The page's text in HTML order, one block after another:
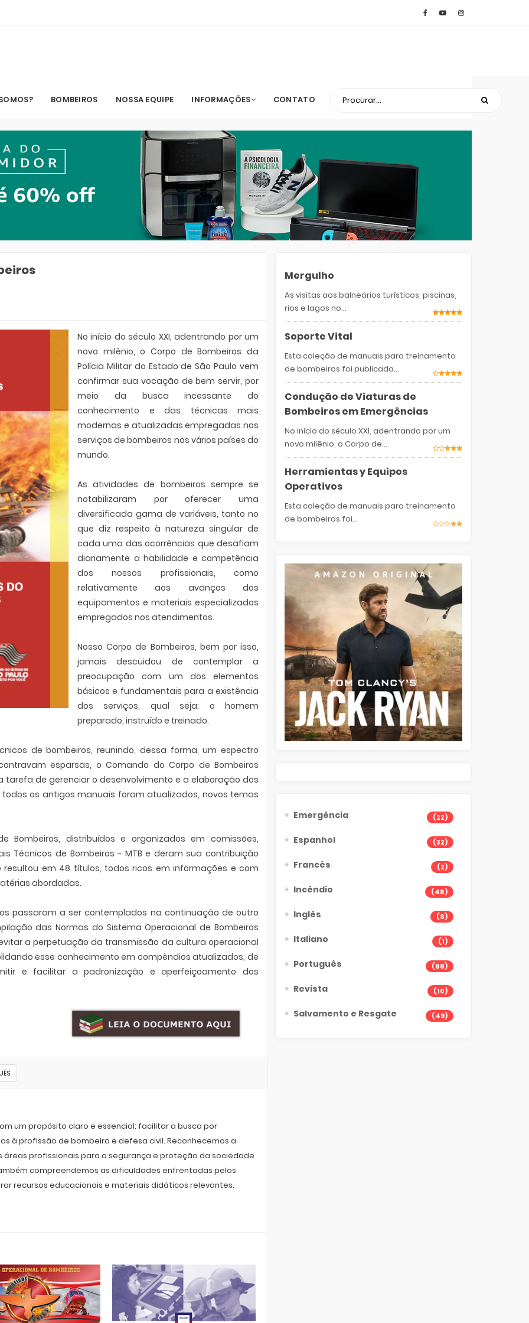
BOMBEIROS NOSSA EQUIPE INFORMAÇÕES CONTATO
No início do século XXI, adentrando por um
novo milênio, o Corpo de Bombeiros da
Polícia Militar do Estado de São Paulo vem
confirmar sua vocação de bem servir, por
meio da busca incessante do
conhecimento e das técnicas mais
modernas e atualizadas empregadas nos
serviços de bombeiros nos vários países do
mundo.
As atividades de bombeiros sempre se
notabilizaram por oferecer uma
diversificada gama de variáveis, tanto no
que diz respeito à natureza singular de
cada uma das ocorrências que desafiam
diariamente a habilidade e competência
dos nossos profissionais, como
relativamente aos avanços dos
equipamentos e materiais especializados
empregados nos atendimentos.
Nosso Corpo de Bombeiros, bem por isso,
jamais descuidou de contemplar a
preocupação com um dos elementos
básicos e fundamentais para a existência
dos serviços, qual seja: o homem
preparado, instruído e treinado.
de bombeiros, reunindo, dessa forma, um espectro
esparsas, o Comando do Corpo de Bombeiros
de gerenciar o desenvolvimento e a elaboração dos
todos os antigos manuais foram atualizados, novos temas
distribuídos e organizados em comissões,
Técnicos de Bombeiros - MTB e deram sua contribuição
em 48 títulos, todos ricos em informações e com
abordadas.
passaram a ser contemplados na continuação de outro
das Normas do Sistema Operacional de Bombeiros
a perpetuação da transmissão da cultura operacional
esse conhecimento em compêndios atualizados, de
e facilitar a padronização e aperfeiçoamento dos
um propósito claro e essencial: facilitar a busca por
à profissão de bombeiro e defesa civil. Reconhecemos a
áreas profissionais para a segurança e proteção da sociedade
compreendemos as dificuldades enfrentadas pelos
recursos educacionais e materiais didáticos relevantes.
Mergulho
As visitas aos balneários turísticos, piscinas,
rios e lagos no...
Soporte Vital
Esta coleção de manuais para treinamento
de bombeiros foi publicada...
Condução de Viaturas de
Bombeiros em Emergências
No início do século XXI, adentrando por um
novo milênio, o Corpo de...
Herramientas y Equipos
Operativos
Esta coleção de manuais para treinamento
de bombeiros foi...
Emergência (22)
Espanhol (32)
Francês (2)
Incêndio (48)
Inglês (8)
Italiano (1)
Português (88)
Revista (10)
Salvamento e Resgate (49)